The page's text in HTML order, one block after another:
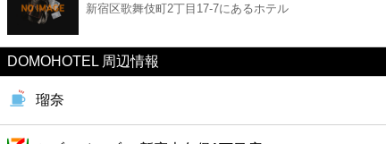
カフェ
ショッピング
新宿区歌舞伎町2丁目17-7にあるホテル
DOMOHOTEL 周辺情報
瑠奈